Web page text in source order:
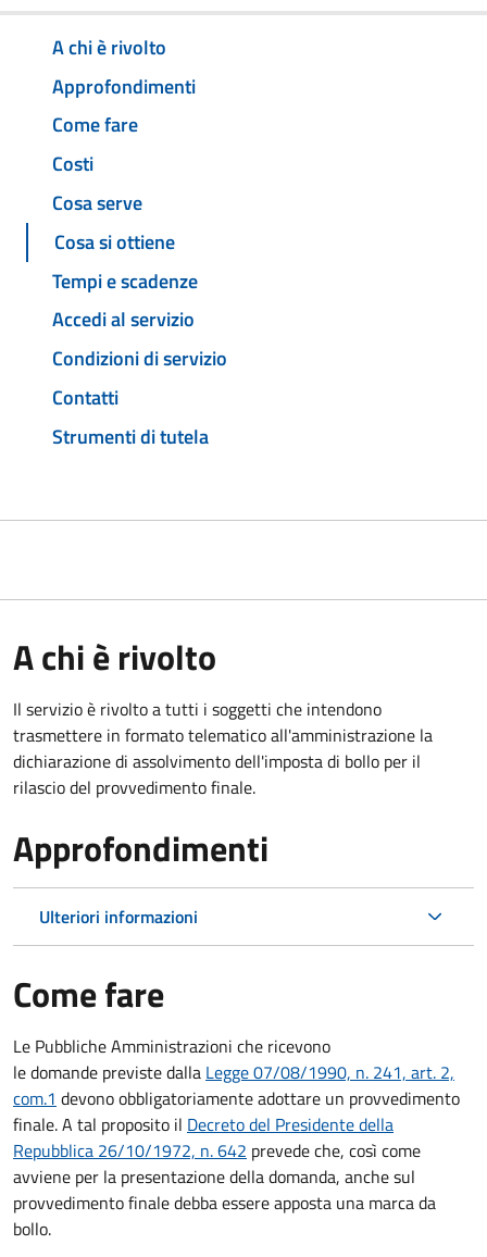
A chi è rivolto
Approfondimenti
Come fare
Costi
Cosa serve
Cosa si ottiene
Tempi e scadenze
Accedi al servizio
Condizioni di servizio
Contatti
Strumenti di tutela
A chi è rivolto
Il servizio è rivolto a tutti i soggetti che intendono
trasmettere in formato telematico all'amministrazione la
dichiarazione di assolvimento dell'imposta di bollo per il
rilascio del provvedimento finale.
Approfondimenti
Ulteriori informazioni
Come fare
Le Pubbliche Amministrazioni che ricevono
le domande previste dalla Legge 07/08/1990, n. 241, art. 2,
com.1 devono obbligatoriamente adottare un provvedimento
finale. A tal proposito il Decreto del Presidente della
Repubblica 26/10/1972, n. 642 prevede che, così come
avviene per la presentazione della domanda, anche sul
provvedimento finale debba essere apposta una marca da
bollo.